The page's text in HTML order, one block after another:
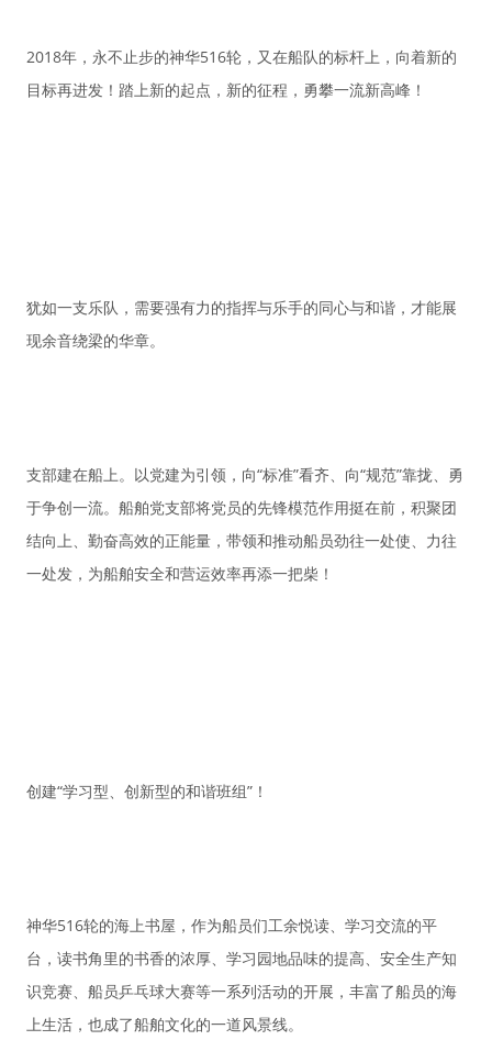
2018年，永不止步的神华516轮，又在船队的标杆上，向着新的
目标再进发！踏上新的起点，新的征程，勇攀一流新高峰！
犹如一支乐队，需要强有力的指挥与乐手的同心与和谐，才能展
现余音绕梁的华章。
支部建在船上。以党建为引领，向“标准”看齐、向“规范”靠拢、勇
于争创一流。船舶党支部将党员的先锋模范作用挺在前，积聚团
结向上、勤奋高效的正能量，带领和推动船员劲往一处使、力往
一处发，为船舶安全和营运效率再添一把柴！
创建“学习型、创新型的和谐班组”！
神华516轮的海上书屋，作为船员们工余悦读、学习交流的平
台，读书角里的书香的浓厚、学习园地品味的提高、安全生产知
识竞赛、船员乒乓球大赛等一系列活动的开展，丰富了船员的海
上生活，也成了船舶文化的一道风景线。